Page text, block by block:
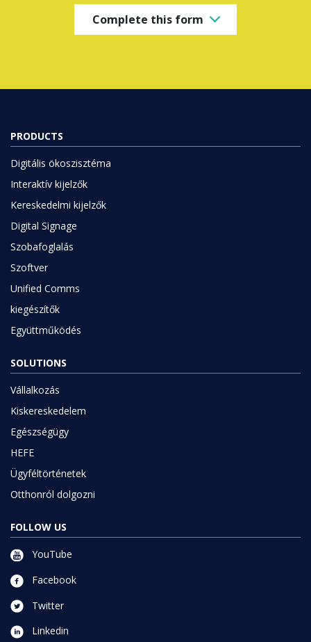
Complete this form
PRODUCTS
Digitális ökoszisztéma
Interaktív kijelzők
Kereskedelmi kijelzők
Digital Signage
Szobafoglalás
Szoftver
Unified Comms
kiegészítők
Együttműködés
SOLUTIONS
Vállalkozás
Kiskereskedelem
Egészségügy
HEFE
Ügyféltörténetek
Otthonról dolgozni
FOLLOW US
YouTube
Facebook
Twitter
Linkedin